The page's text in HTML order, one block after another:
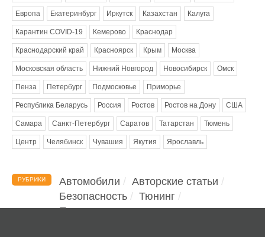
Европа Екатеринбург Иркутск Казахстан Калуга
Карантин COVID-19 Кемерово Краснодар
Краснодарский край Красноярск Крым Москва
Московская область Нижний Новгород Новосибирск Омск
Пенза Петербург Подмосковье Приморье
Республика Беларусь Россия Ростов Ростов на Дону США
Самара Санкт-Петербург Саратов Татарстан Тюмень
Центр Челябинск Чувашия Якутия Ярославль
РУБРИКИ Автомобили
Авторские статьи
Безопасность
Тюнинг
Помощь водителю